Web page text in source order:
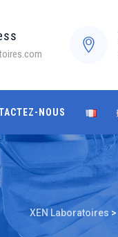
NOUS
XEN Laboratoires >